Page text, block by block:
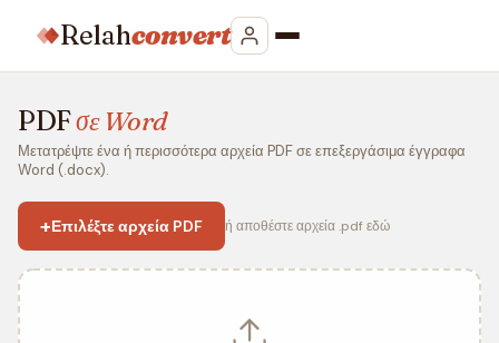
Relahconvert
PDFσε Word
Μετατρέψτε ένα ή περισσότερα αρχεία PDF σε επεξεργάσιμα έγγραφα
Word (.docx).
+Επιλέξτε αρχεία PDF ή αποθέστε αρχεία .pdf εδώ